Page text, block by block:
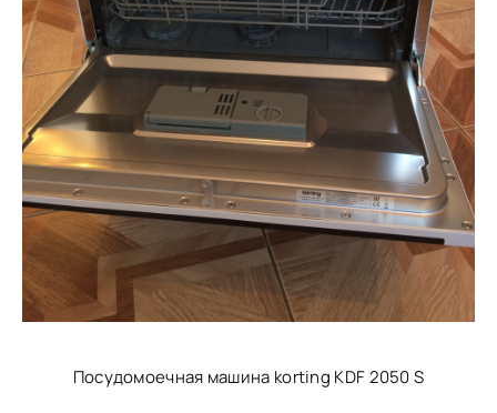
Посудомоечная машина korting KDF 2050 S